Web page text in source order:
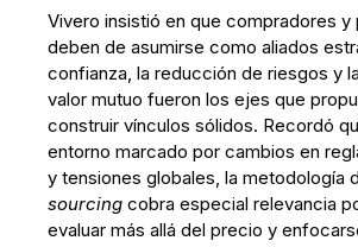
Vivero insistió en que compradores
deben de asumirse como aliados
confianza, la reducción de riesgos y
valor mutuo fueron los ejes que
construir vínculos sólidos. Recordó
entorno marcado por cambios en
y tensiones globales, la metodología
sourcing cobra especial relevancia
evaluar más allá del precio y